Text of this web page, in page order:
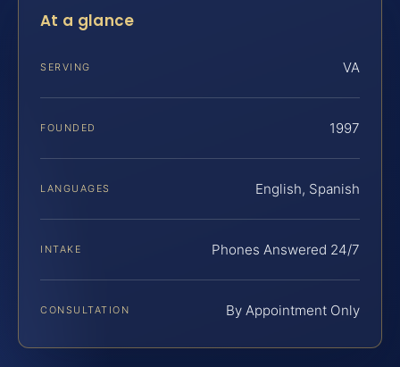
At a glance
SERVING VA
FOUNDED 1997
LANGUAGES English, Spanish
INTAKE Phones Answered 24/7
CONSULTATION By Appointment Only